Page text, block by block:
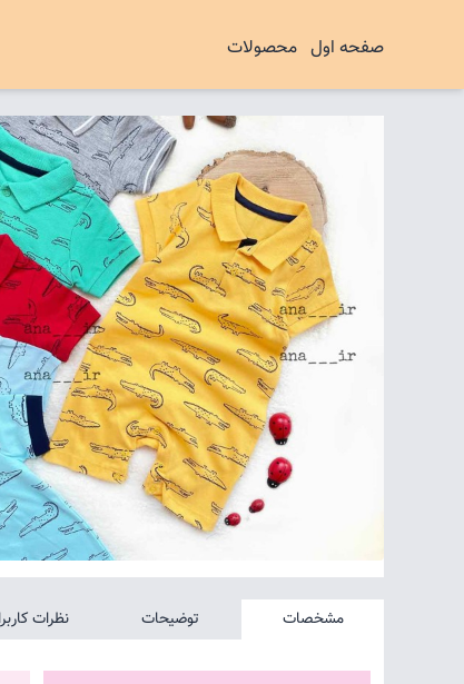
صفحه اول محصولات
مشخصات توضیحات نظرات